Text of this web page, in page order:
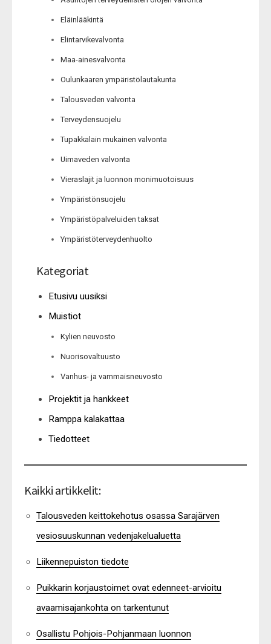
Eläinlääkintä
Elintarvikevalvonta
Maa-ainesvalvonta
Oulunkaaren ympäristölautakunta
Talousveden valvonta
Terveydensuojelu
Tupakkalain mukainen valvonta
Uimaveden valvonta
Vieraslajit ja luonnon monimuotoisuus
Ympäristönsuojelu
Ympäristöpalveluiden taksat
Ympäristöterveydenhuolto
Kategoriat
Etusivu uusiksi
Muistiot
Kylien neuvosto
Nuorisovaltuusto
Vanhus- ja vammaisneuvosto
Projektit ja hankkeet
Ramppa kalakattaa
Tiedotteet
Kaikki artikkelit:
Talousveden keittokehotus osassa Sarajärven
vesiosuuskunnan vedenjakelualuetta
Liikennepuiston tiedote
Puikkarin korjaustoimet ovat edenneet-arvioitu
avaamisajankohta on tarkentunut
Osallistu Pohjois-Pohjanmaan luonnon